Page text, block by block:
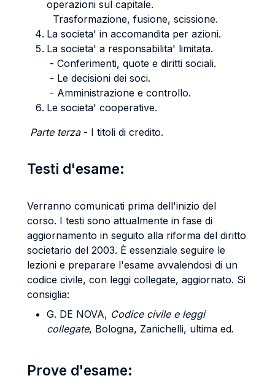
operazioni sul capitale.
Trasformazione, fusione, scissione.
La societa' in accomandita per azioni.
La societa' a responsabilita' limitata.
- Conferimenti, quote e diritti sociali.
- Le decisioni dei soci.
- Amministrazione e controllo.
Le societa' cooperative.
Parte terza- I titoli di credito.
Testi d'esame:
Verranno comunicati prima dell'inizio del
corso. I testi sono attualmente in fase di
aggiornamento in seguito alla riforma del diritto
societario del 2003. È essenziale seguire le
lezioni e preparare l'esame avvalendosi di un
codice civile, con leggi collegate, aggiornato. Si
consiglia:
G. DE NOVA, Codice civile e leggi
collegate, Bologna, Zanichelli, ultima ed.
Prove d'esame: